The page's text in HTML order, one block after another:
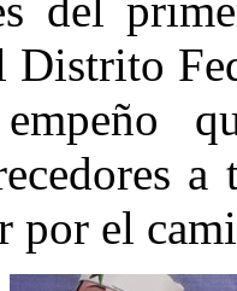
Distrito
por el